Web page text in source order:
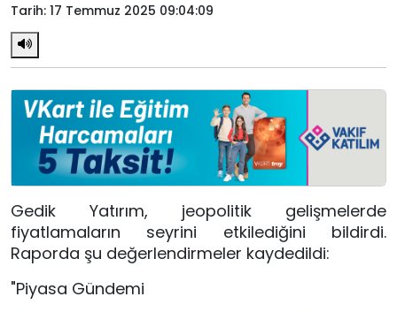
Tarih: 17 Temmuz 2025 09:04:09
Gedik Yatırım, jeopolitik gelişmelerde
fiyatlamaların seyrini etkilediğini bildirdi.
Raporda şu değerlendirmeler kaydedildi:
"Piyasa Gündemi